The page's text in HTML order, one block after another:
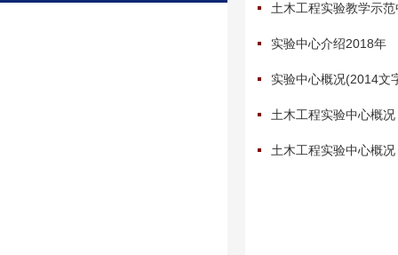
土木工程实验教学示
实验中心介绍2018年
实验中心概况(2014文
土木工程实验中心概
土木工程实验中心概